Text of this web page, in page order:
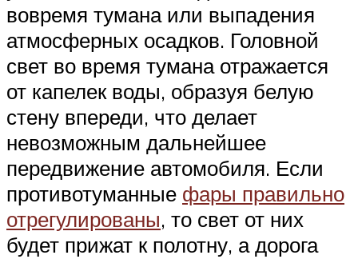
вовремя тумана или выпадения
атмосферных осадков. Головной
свет во время тумана отражается
от капелек воды, образуя белую
стену впереди, что делает
невозможным дальнейшее
передвижение автомобиля. Если
противотуманные фары правильно
отрегулированы, то свет от них
будет прижат к полотну, а дорога